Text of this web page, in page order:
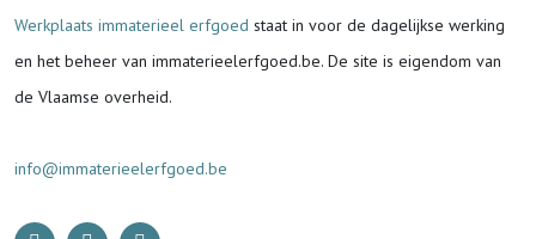
Werkplaats immaterieel erfgoed staat in voor de dagelijkse werking
en het beheer van immaterieelerfgoed.be. De site is eigendom van
de Vlaamse overheid.
info@immaterieelerfgoed.be